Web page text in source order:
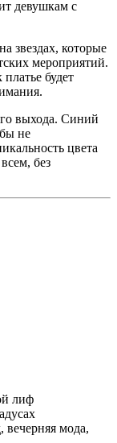
девушкам с
звездах, которые
мероприятий.
будет
выхода. Синий
не
цвета
без
лиф
вечерняя мода,